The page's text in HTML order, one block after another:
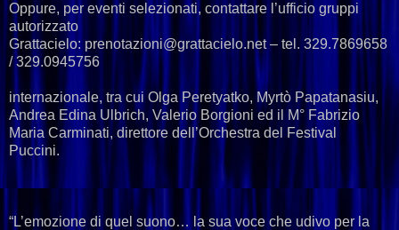
Oppure, per eventi selezionati, contattare l’ufficio gruppi
autorizzato
Grattacielo: prenotazioni@grattacielo.net – tel. 329.7869658
/ 329.0945756
internazionale, tra cui Olga Peretyatko, Myrtò Papatanasiu,
Andrea Edina Ulbrich, Valerio Borgioni ed il M° Fabrizio
Maria Carminati, direttore dell’Orchestra del Festival
Puccini.
“L’emozione di quel suono… la sua voce che udivo per la